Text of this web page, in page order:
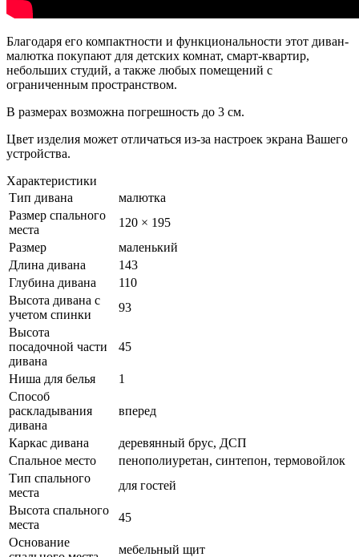
Благодаря его компактности и функциональности этот диван-
малютка покупают для детских комнат, смарт-квартир,
небольших студий, а также любых помещений с
ограниченным пространством.
В размерах возможна погрешность до 3 см.
Цвет изделия может отличаться из-за настроек экрана Вашего
устройства.
Характеристики
Тип дивана
малютка
Размер спального
места
120 × 195
Размер
маленький
Длина дивана
143
Глубина дивана
110
Высота дивана с
учетом спинки
93
Высота
посадочной части
дивана
45
Ниша для белья
1
Способ
раскладывания
дивана
вперед
Каркас дивана
деревянный брус, ДСП
Спальное место
пенополиуретан, синтепон, термовойлок
Тип спального
места
для гостей
Высота спального
места
45
Основание
мебельный щит